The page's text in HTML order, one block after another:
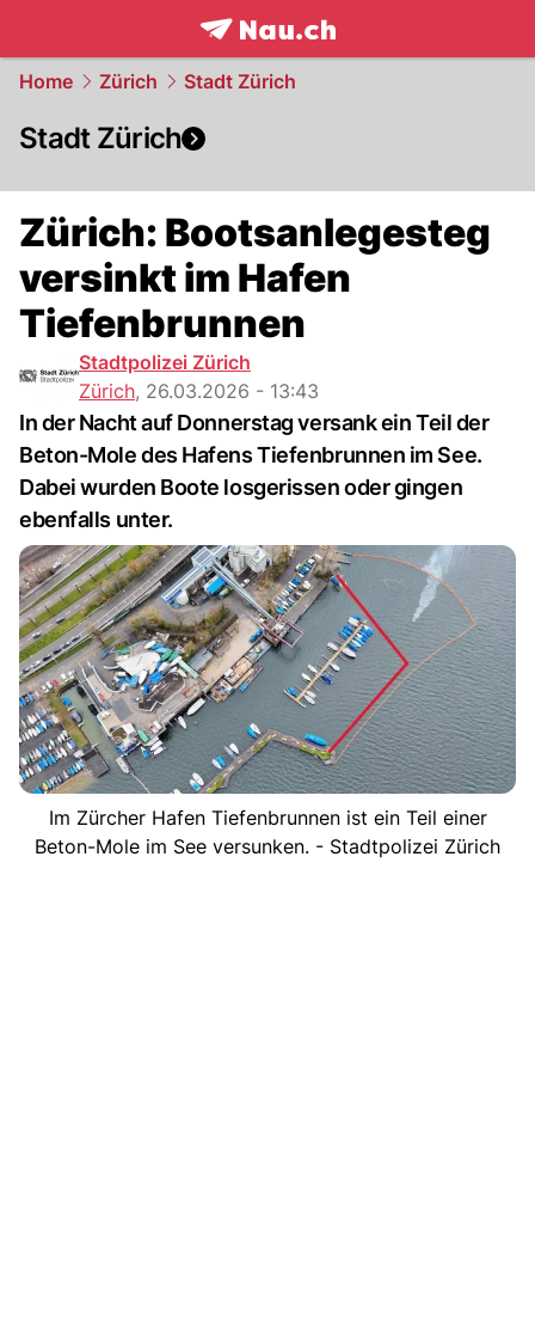
frontpage.NAU.ch
Home Zürich Stadt Zürich
Stadt Zürich
Zürich: Bootsanlegesteg
versinkt im Hafen
Tiefenbrunnen
Stadtpolizei Zürich
Zürich, 26.03.2026 - 13:43
In der Nacht auf Donnerstag versank ein Teil der
Beton-Mole des Hafens Tiefenbrunnen im See.
Dabei wurden Boote losgerissen oder gingen
ebenfalls unter.
Im Zürcher Hafen Tiefenbrunnen ist ein Teil einer
Beton-Mole im See versunken. - Stadtpolizei Zürich